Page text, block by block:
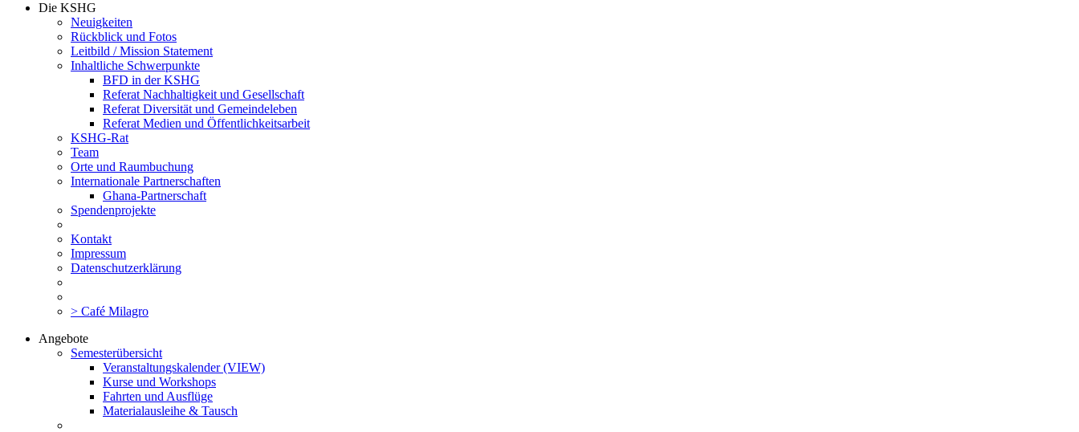
Die KSHG
Neuigkeiten
Rückblick und Fotos
Leitbild / Mission Statement
Inhaltliche Schwerpunkte
BFD in der KSHG
Referat Nachhaltigkeit und Gesellschaft
Referat Diversität und Gemeindeleben
Referat Medien und Öffentlichkeitsarbeit
KSHG-Rat
Team
Orte und Raumbuchung
Internationale Partnerschaften
Ghana-Partnerschaft
Spendenprojekte
Kontakt
Impressum
Datenschutzerklärung
> Café Milagro
Angebote
Semesterübersicht
Veranstaltungskalender (VIEW)
Kurse und Workshops
Fahrten und Ausflüge
Materialausleihe & Tausch